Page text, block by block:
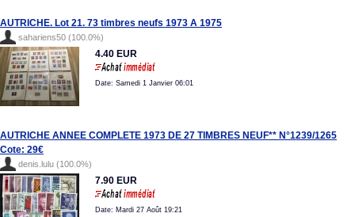
AUTRICHE. Lot 21. 73 timbres neufs 1973 A 1975
sahariens50 (100.0%)
4.40 EUR
Date: Samedi 1 Janvier 06:01
AUTRICHE ANNEE COMPLETE 1973 DE 27 TIMBRES NEUF** N°1239/1265
Cote: 29€
denis.lulu (100.0%)
7.90 EUR
Date: Mardi 27 Août 19:21